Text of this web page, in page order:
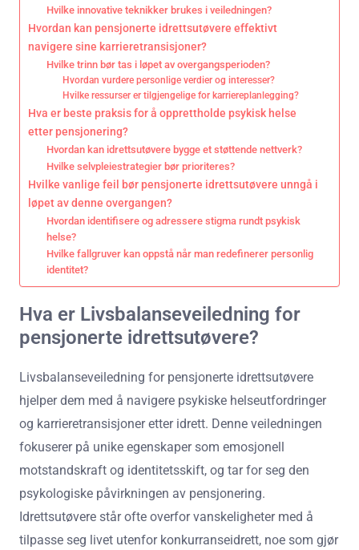
Hvilke innovative teknikker brukes i veiledningen?
Hvordan kan pensjonerte idrettsutøvere effektivt
navigere sine karrieretransisjoner?
Hvilke trinn bør tas i løpet av overgangsperioden?
Hvordan vurdere personlige verdier og interesser?
Hvilke ressurser er tilgjengelige for karriereplanlegging?
Hva er beste praksis for å opprettholde psykisk helse
etter pensjonering?
Hvordan kan idrettsutøvere bygge et støttende nettverk?
Hvilke selvpleiestrategier bør prioriteres?
Hvilke vanlige feil bør pensjonerte idrettsutøvere unngå i
løpet av denne overgangen?
Hvordan identifisere og adressere stigma rundt psykisk
helse?
Hvilke fallgruver kan oppstå når man redefinerer personlig
identitet?
Hva er Livsbalanseveiledning for
pensjonerte idrettsutøvere?
Livsbalanseveiledning for pensjonerte idrettsutøvere
hjelper dem med å navigere psykiske helseutfordringer
og karrieretransisjoner etter idrett. Denne veiledningen
fokuserer på unike egenskaper som emosjonell
motstandskraft og identitetsskift, og tar for seg den
psykologiske påvirkningen av pensjonering.
Idrettsutøvere står ofte overfor vanskeligheter med å
tilpasse seg livet utenfor konkurranseidrett, noe som gjør